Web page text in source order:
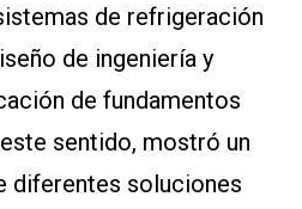
de refrigeración
de ingeniería y
de fundamentos
sentido, mostró un
diferentes soluciones